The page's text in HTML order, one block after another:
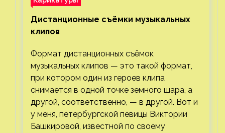
Дистанционные съёмки музыкальных
клипов⁠⁠
Формат дистанционных съёмок
музыкальных клипов — это такой формат,
при котором один из героев клипа
снимается в одной точке земного шара, а
другой, соответственно, — в другой. Вот и
у меня, петербургской певицы Виктории
Башкировой, известной по своему